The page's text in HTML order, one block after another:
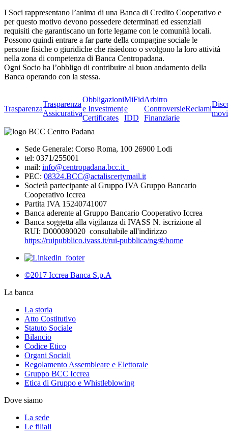
I Soci rappresentano l’anima di una Banca di Credito Cooperativo e
per questo motivo devono possedere determinati ed essenziali
requisiti che garantiscano un forte legame con le comunità locali.
Possono quindi entrare a far parte della compagine sociale le
persone fisiche o giuridiche che risiedono o svolgono la loro attività
nella zona di competenza di Banca Centropadana.
Ogni Socio ha l’obbligo di contribuire al buon andamento della
Banca operando con la stessa.
Trasparenza
Trasparenza
Assicurativa
Obbligazioni
e Investment
Certificates
MiFid
e
IDD
Arbitro
Controversie
Finanziarie
Reclami
Sede Generale: Corso Roma, 100 26900 Lodi
tel: 0371/255001
mail: info@centropadana.bcc.it
PEC: 08324.BCC@actaliscertymail.it
Società partecipante al Gruppo IVA Gruppo Bancario
Cooperativo Iccrea
Partita IVA 15240741007
Banca aderente al Gruppo Bancario Cooperativo Iccrea
Banca soggetta alla vigilanza di IVASS N. iscrizione al
RUI: D000080020 consultabile all'indirizzo
https://ruipubblico.ivass.it/rui-pubblica/ng/#/home
©2017 Iccrea Banca S.p.A
La banca
La storia
Atto Costitutivo
Statuto Sociale
Bilancio
Codice Etico
Organi Sociali
Regolamento Assembleare e Elettorale
Gruppo BCC Iccrea
Etica di Gruppo e Whistleblowing
Dove siamo
La sede
Le filiali